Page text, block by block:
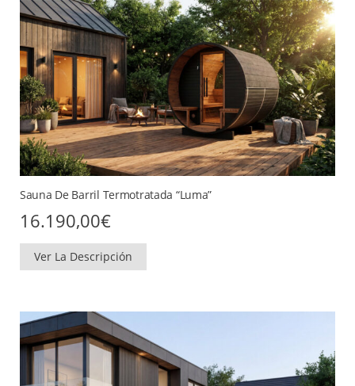
Sauna De Barril Termotratada “Luma”
16.190,00€
Ver La Descripción